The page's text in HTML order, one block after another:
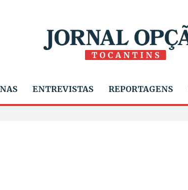
ENTREVISTAS REPORTAGENS